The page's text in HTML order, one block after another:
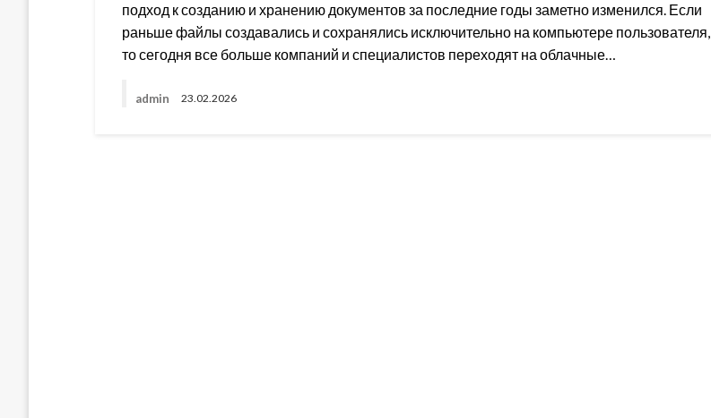
подход к созданию и хранению документов за последние годы заметно изменился. Если
раньше файлы создавались и сохранялись исключительно на компьютере пользователя,
то сегодня все больше компаний и специалистов переходят на облачные…
admin 23.02.2026